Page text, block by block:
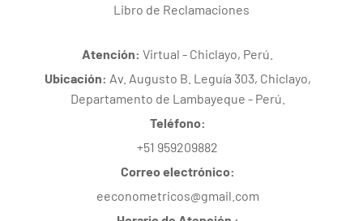
Libro de Reclamaciones
Atención: Virtual - Chiclayo, Perú.
Ubicación: Av. Augusto B. Leguía 303, Chiclayo,
Departamento de Lambayeque - Perú.
Teléfono:
+51 959209882
Correo electrónico:
eeconometricos@gmail.com